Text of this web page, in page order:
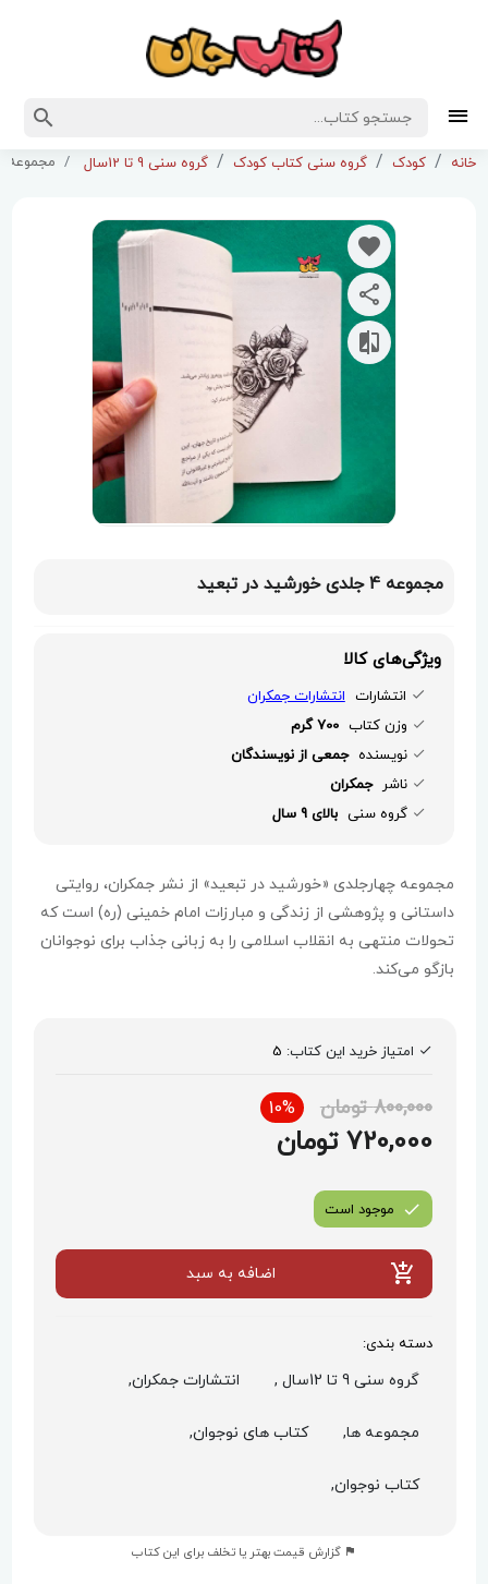
خانه کودک گروه سنی کتاب کودک گروه سنی 9 تا 12سال مجموعه 4 جلدی خورشید در تبعید
مجموعه 4 جلدی خورشید در تبعید
ویژگی‌های کالا
انتشارات انتشارات جمکران
وزن کتاب 700 گرم
نویسنده جمعی از نویسندگان
ناشر جمکران
گروه سنی بالای 9 سال
مجموعه چهارجلدی «خورشید در تبعید» از نشر جمکران، روایتی
داستانی و پژوهشی از زندگی و مبارزات امام خمینی (ره) است که
تحولات منتهی به انقلاب اسلامی را به زبانی جذاب برای نوجوانان
بازگو می‌کند.
امتیاز خرید این کتاب: 5
800,000 تومان 10%
720,000 تومان
موجود است
اضافه به سبد
دسته بندی:
گروه سنی 9 تا 12سال , انتشارات جمکران,
مجموعه ها, کتاب های نوجوان,
کتاب نوجوان,
گزارش قیمت بهتر یا تخلف برای این کتاب